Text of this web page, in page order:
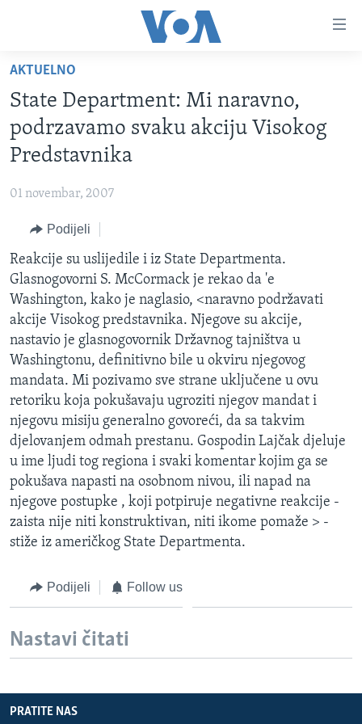
glavni
sadržaj
na
glavnu
Idi
pretragu
VIDEO
FOTOGRAFIJE DANA
SJEDINJENE AMERIČKE DRŽAVE
BOSNA I HERCEGOVINA
SVIJET
NAUKA I TEHNOLOGIJA
SPECIJALNI PROJEKTI
KORUPCIJA
SLOBODA MEDIJA
ŽENSKA STRANA
IZBJEGLIČKA STRANA
MAGAZIN
O GLASU AMERIKE
Learning English
AKTUELNO
State Department: Mi naravno,
podrzavamo svaku akciju Visokog
Predstavnika
01 novembar, 2007
Podijeli
Reakcije su uslijedile i iz State Departmenta.
Glasnogovorni S. McCormack je rekao da 'e
Washington, kako je naglasio, <naravno podržavati
akcije Visokog predstavnika. Njegove su akcije,
nastavio je glasnogovornik Državnog tajništva u
Washingtonu, definitivno bile u okviru njegovog
mandata. Mi pozivamo sve strane uključene u ovu
retoriku koja pokušavaju ugroziti njegov mandat i
njegovu misiju generalno govoreći, da sa takvim
djelovanjem odmah prestanu. Gospodin Lajčak djeluje
u ime ljudi tog regiona i svaki komentar kojim ga se
pokušava napasti na osobnom nivou, ili napad na
njegove postupke , koji potpiruje negativne reakcije -
zaista nije niti konstruktivan, niti ikome pomaže > -
stiže iz američkog State Departmenta.
Podijeli Follow us
Nastavi čitati
PRATITE NAS